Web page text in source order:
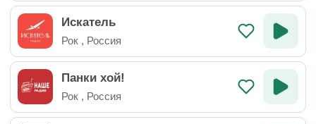
Искатель
Рок , Россия
Панки хой!
Рок , Россия